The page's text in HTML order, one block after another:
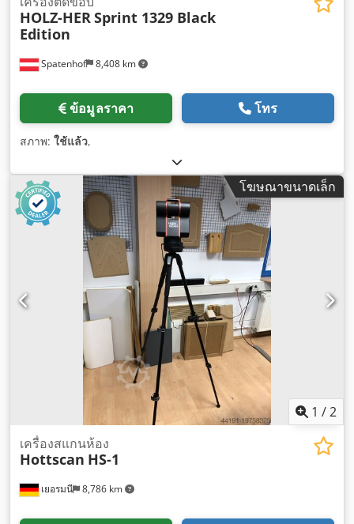
Spatenhof 8,408 km
HOLZ-HERSprint 1329 Black
Edition
ข้อมูลราคา โทร
สภาพ: ใช้แล้ว,
โฆษณาขนาดเล็ก
1 /2
เยอรมนี 8,786 km
เครื่องสแกนห้อง
Hottscan HS-1